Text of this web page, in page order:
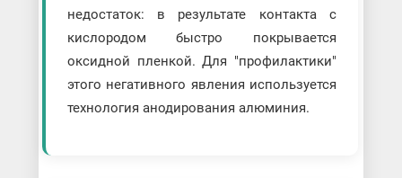
недостаток: в результате контакта с
кислородом быстро покрывается
оксидной пленкой. Для "профилактики"
этого негативного явления используется
технология анодирования алюминия.